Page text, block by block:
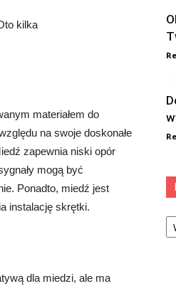
kilka
materiałem do
na swoje doskonałe
zapewnia niski opór
mogą być
Ponadto, miedź jest
instalację skrętki.
dla miedzi, ale ma